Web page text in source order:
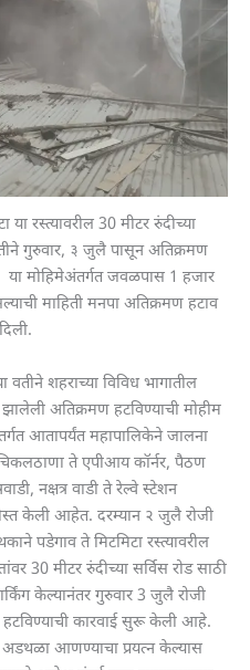
रस्त्यावरील 30 मीटर रुंदीच्या
गुरुवार, ३ जुलै पासून अतिक्रमण
मोहिमेअंतर्गत जवळपास 1 हजार
माहिती मनपा अतिक्रमण हटाव
वतीने शहराच्या विविध भागातील
अतिक्रमण हटविण्याची मोहीम
आतापर्यंत महापालिकेने जालना
ते एपीआय कॉर्नर, पैठण
नक्षत्र वाडी ते रेल्वे स्टेशन
केली आहेत. दरम्यान २ जुलै रोजी
पडेगाव ते मिटमिटा रस्त्यावरील
30 मीटर रुंदीच्या सर्विस रोड साठी
केल्यानंतर गुरुवार 3 जुलै रोजी
कारवाई सुरू केली आहे.
अडथळा आणण्याचा प्रयत्न केल्यास